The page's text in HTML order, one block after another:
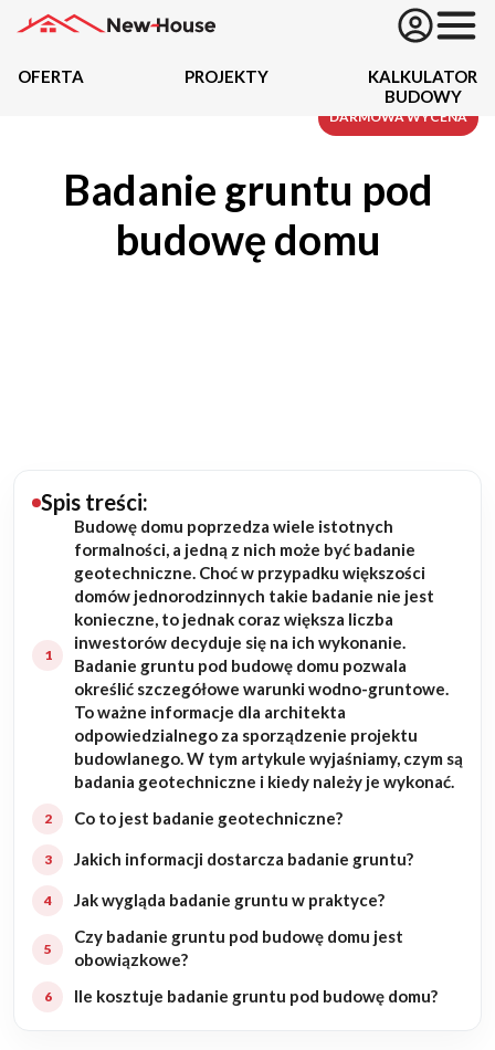
Oferta
Budowa domu
Rezydencje
Rozbudowa
Remonty
Budynki biurowe
Realizacje
Referencje
OFERTA PROJEKTY
KALKULATOR
BUDOWY
Badanie gruntu pod
budowę domu
Spis treści:
Budowę domu poprzedza wiele istotnych
formalności, a jedną z nich może być badanie
geotechniczne. Choć w przypadku większości
domów jednorodzinnych takie badanie nie jest
konieczne, to jednak coraz większa liczba
inwestorów decyduje się na ich wykonanie.
Badanie gruntu pod budowę domu pozwala
określić szczegółowe warunki wodno-gruntowe.
To ważne informacje dla architekta
odpowiedzialnego za sporządzenie projektu
budowlanego. W tym artykule wyjaśniamy, czym są
badania geotechniczne i kiedy należy je wykonać.
Co to jest badanie geotechniczne?
Jakich informacji dostarcza badanie gruntu?
Jak wygląda badanie gruntu w praktyce?
Czy badanie gruntu pod budowę domu jest
obowiązkowe?
Ile kosztuje badanie gruntu pod budowę domu?
DARMOWA WYCENA